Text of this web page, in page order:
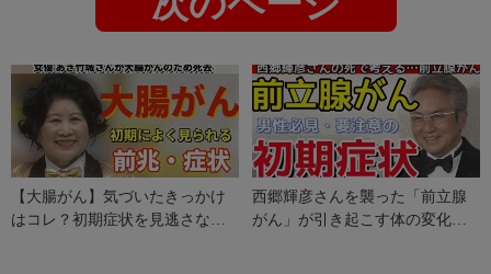
【大腸がん】気づいたきっかけ
はコレ？初期症状を見逃さない
西郷輝彦さんを襲った「前立腺
がん」が引き起こす体の変化。